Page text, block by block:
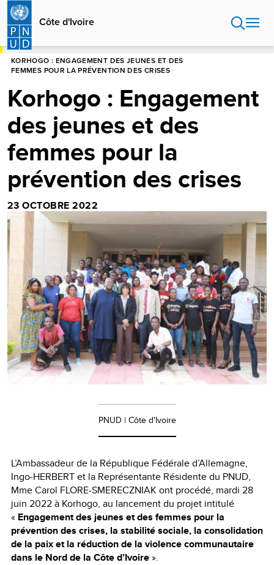
Aller
contenu
principal
Côte d'Ivoire
HOME
KORHOGO : ENGAGEMENT DES JEUNES ET DES
FEMMES POUR LA PRÉVENTION DES CRISES
Korhogo : Engagement
des jeunes et des
femmes pour la
prévention des crises
23 OCTOBRE 2022
PNUD | Côte d'Ivoire
L’Ambassadeur de la République Fédérale d’Allemagne,
Ingo-HERBERT et la Représentante Résidente du PNUD,
Mme Carol FLORE-SMERECZNIAK ont procédé, mardi 28
juin 2022 à Korhogo, au lancement du projet intitulé
« Engagement des jeunes et des femmes pour la
prévention des crises, la stabilité sociale, la consolidation
de la paix et la réduction de la violence communautaire
dans le Nord de la Côte d’Ivoire».